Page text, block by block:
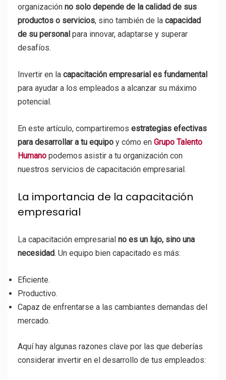
organización no solo depende de la calidad de sus
productos o servicios, sino también de la capacidad
de su personal para innovar, adaptarse y superar
desafíos.
Invertir en la capacitación empresarial es fundamental
para ayudar a los empleados a alcanzar su máximo
potencial.
En este artículo, compartiremos estrategias efectivas
para desarrollar a tu equipo y cómo en Grupo Talento
Humano podemos asistir a tu organización con
nuestros servicios de capacitación empresarial.
La importancia de la capacitación
empresarial
La capacitación empresarial no es un lujo, sino una
necesidad. Un equipo bien capacitado es más:
Eficiente.
Productivo.
Capaz de enfrentarse a las cambiantes demandas del
mercado.
Aquí hay algunas razones clave por las que deberías
considerar invertir en el desarrollo de tus empleados: